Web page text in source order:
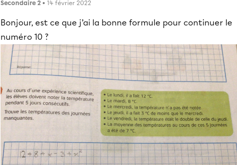
Secondaire 2 • 14 février 2022
Bonjour, est ce que j’ai la bonne formule pour continuer le
numéro 10 ?